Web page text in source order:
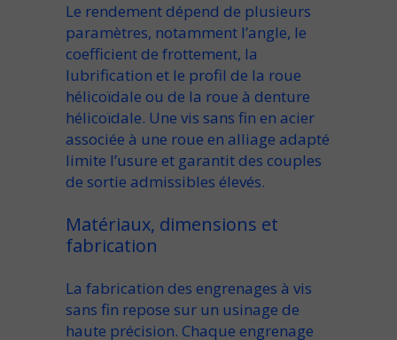
Le rendementdépend de plusieurs
paramètres, notamment l’angle, le
coefficientde frottement, la
lubrification et le profil de la roue
hélicoïdale ou de la roue à denture
hélicoïdale. Une vis sans fin en acier
associée à une roue en alliage adapté
limite l’usure et garantit des couples
de sortie admissibles élevés.
Matériaux, dimensions et
fabrication
La fabrication des engrenages à vis
sans fin repose sur un usinage de
haute précision. Chaque engrenage